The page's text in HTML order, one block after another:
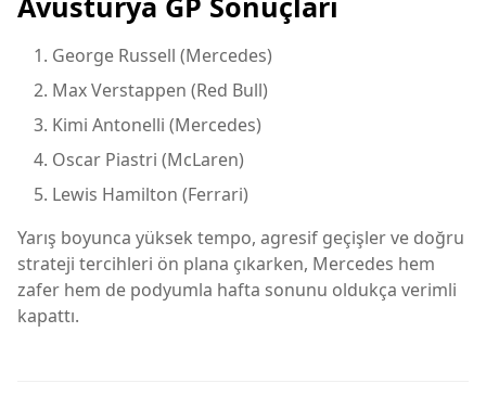
George Russell (Mercedes)
Max Verstappen (Red Bull)
Kimi Antonelli (Mercedes)
Oscar Piastri (McLaren)
Lewis Hamilton (Ferrari)
Yarış boyunca yüksek tempo, agresif geçişler ve doğru
strateji tercihleri ön plana çıkarken, Mercedes hem
zafer hem de podyumla hafta sonunu oldukça verimli
kapattı.